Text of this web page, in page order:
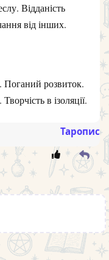
Відданість
від інших.
Поганий розвиток.
в ізоляції.
Таропис